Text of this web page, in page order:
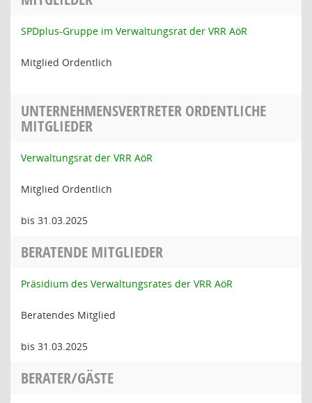
SPDplus-Gruppe im Verwaltungsrat der VRR AöR
Mitglied Ordentlich
UNTERNEHMENSVERTRETER ORDENTLICHE
MITGLIEDER
Verwaltungsrat der VRR AöR
Mitglied Ordentlich
bis 31.03.2025
BERATENDE MITGLIEDER
Präsidium des Verwaltungsrates der VRR AöR
Beratendes Mitglied
bis 31.03.2025
BERATER/GÄSTE